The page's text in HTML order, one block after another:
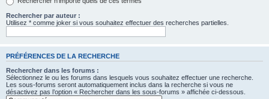
Rechercher par auteur :
Utilisez * comme joker si vous souhaitez effectuer des recherches partielles.
PRÉFÉRENCES DE LA RECHERCHE
Rechercher dans les forums :
Sélectionnez le ou les forums dans lesquels vous souhaitez effectuer une recherche.
Les sous-forums seront automatiquement inclus dans la recherche si vous ne
désactivez pas l’option « Rechercher dans les sous-forums » affichée ci-dessous.